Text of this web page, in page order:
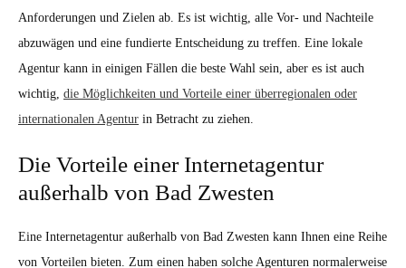
Anforderungen und Zielen ab. Es ist wichtig, alle Vor- und Nachteile
abzuwägen und eine fundierte Entscheidung zu treffen. Eine lokale
Agentur kann in einigen Fällen die beste Wahl sein, aber es ist auch
wichtig, die Möglichkeiten und Vorteile einer überregionalen oder
internationalen Agentur in Betracht zu ziehen.
Die Vorteile einer Internetagentur
außerhalb von Bad Zwesten
Eine Internetagentur außerhalb von Bad Zwesten kann Ihnen eine Reihe
von Vorteilen bieten. Zum einen haben solche Agenturen normalerweise